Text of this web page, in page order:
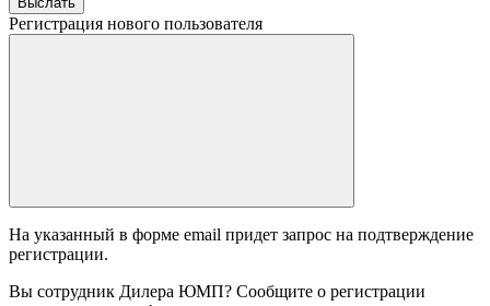
Регистрация нового пользователя
На указанный в форме email придет запрос на подтверждение
регистрации.
Вы сотрудник Дилера ЮМП? Сообщите о регистрации